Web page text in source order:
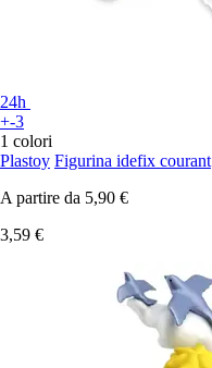
24h
+-3
1 colori
Plastoy Figurina idefix courant
A partire da 5,90 €
3,59 €